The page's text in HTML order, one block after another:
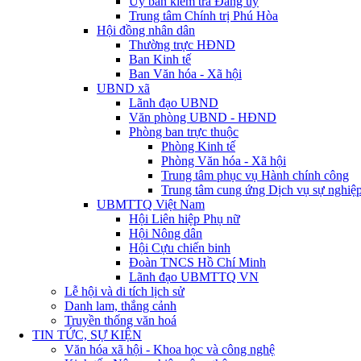
Trung tâm Chính trị Phú Hòa
Hội đồng nhân dân
Thường trực HĐND
Ban Kinh tế
Ban Văn hóa - Xã hội
UBND xã
Lãnh đạo UBND
Văn phòng UBND - HĐND
Phòng ban trực thuộc
Phòng Kinh tế
Phòng Văn hóa - Xã hội
Trung tâm phục vụ Hành chính công
Trung tâm cung ứng Dịch vụ sự
UBMTTQ Việt Nam
Hội Liên hiệp Phụ nữ
Hội Nông dân
Hội Cựu chiến binh
Đoàn TNCS Hồ Chí Minh
Lãnh đạo UBMTTQ VN
Lễ hội và di tích lịch sử
Danh lam, thắng cảnh
Truyền thống văn hoá
TIN TỨC, SỰ KIỆN
Văn hóa xã hội - Khoa học và công nghệ